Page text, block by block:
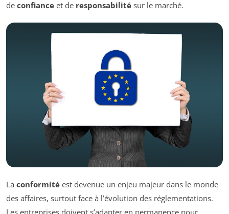
de confiance et de responsabilité sur le marché.
La conformité est devenue un enjeu majeur dans le monde
des affaires, surtout face à l’évolution des réglementations.